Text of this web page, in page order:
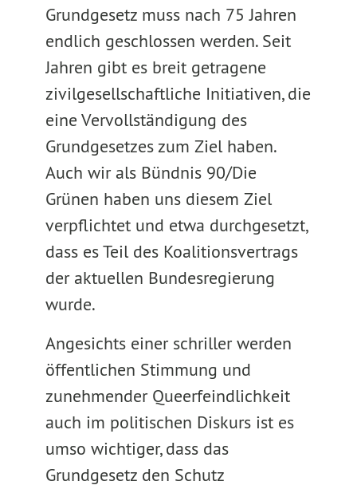
Grundgesetz muss nach 75 Jahren
endlich geschlossen werden. Seit
Jahren gibt es breit getragene
zivilgesellschaftliche Initiativen, die
eine Vervollständigung des
Grundgesetzes zum Ziel haben.
Auch wir als Bündnis 90/Die
Grünen haben uns diesem Ziel
verpflichtet und etwa durchgesetzt,
dass es Teil des Koalitionsvertrags
der aktuellen Bundesregierung
wurde.
Angesichts einer schriller werden
öffentlichen Stimmung und
zunehmender Queerfeindlichkeit
auch im politischen Diskurs ist es
umso wichtiger, dass das
Grundgesetz den Schutz